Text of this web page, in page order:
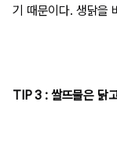
기 때문이다. 생닭을
TIP 3 : 쌀뜨물은 닭